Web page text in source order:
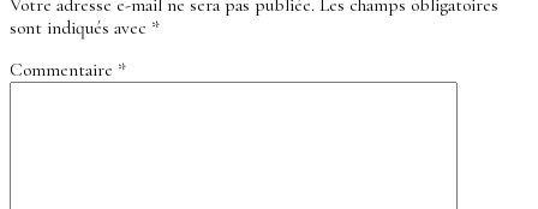
Votre adresse e-mail ne sera pas publiée. Les champs obligatoires
sont indiqués avec *
Commentaire *